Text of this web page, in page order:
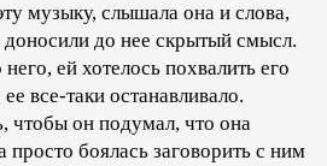
музыку, слышала она и слова,
до нее скрытый смысл.
ей хотелось похвалить его
все-таки останавливало.
чтобы он подумал, что она
боялась заговорить с ним